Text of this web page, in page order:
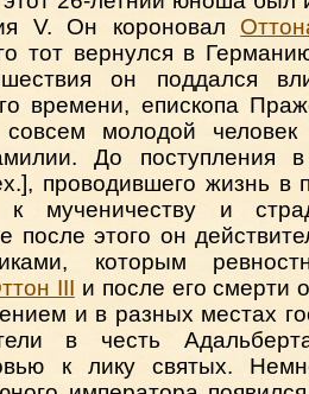
V. Он короновал
тот вернулся в
он поддался
времени, епископа
молодой
До поступления
проводившего жизнь в
к мученичеству и
после этого он
которым
III и после его смерти
и в разных местах
в честь
к лику святых.